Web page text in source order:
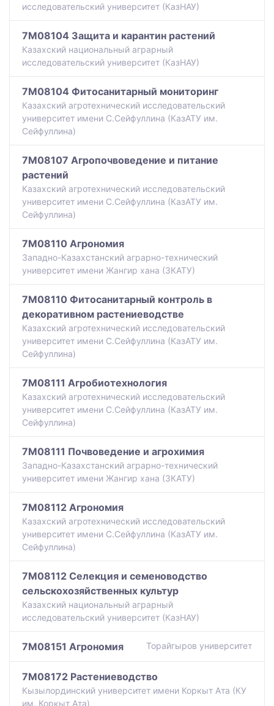
исследовательский университет (КазНАУ)
7M08104 Защита и карантин растений
Казахский национальный аграрный
исследовательский университет (КазНАУ)
7M08104 Фитосанитарный мониторинг
Казахский агротехнический исследовательский
университет имени С.Сейфуллина (КазАТУ им.
Сейфуллина)
7M08107 Агропочвоведение и питание
растений
Казахский агротехнический исследовательский
университет имени С.Сейфуллина (КазАТУ им.
Сейфуллина)
7M08110 Агрономия
Западно-Казахстанский аграрно-технический
университет имени Жангир хана (ЗКАТУ)
7M08110 Фитосанитарный контроль в
декоративном растениеводстве
Казахский агротехнический исследовательский
университет имени С.Сейфуллина (КазАТУ им.
Сейфуллина)
7M08111 Агробиотехнология
Казахский агротехнический исследовательский
университет имени С.Сейфуллина (КазАТУ им.
Сейфуллина)
7M08111 Почвоведение и агрохимия
Западно-Казахстанский аграрно-технический
университет имени Жангир хана (ЗКАТУ)
7M08112 Агрономия
Казахский агротехнический исследовательский
университет имени С.Сейфуллина (КазАТУ им.
Сейфуллина)
7M08112 Селекция и семеноводство
сельскохозяйственных культур
Казахский национальный аграрный
исследовательский университет (КазНАУ)
7M08151 Агрономия Торайгыров университет
7M08172 Растениеводство
Кызылординский университет имени Коркыт Ата (КУ
им. Коркыт Ата)